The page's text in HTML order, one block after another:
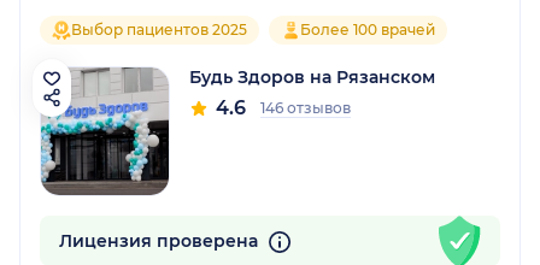
Выбор пациентов 2025 Более 100 врачей
Будь Здоров на Рязанском
4.6 146 отзывов
Лицензия проверена